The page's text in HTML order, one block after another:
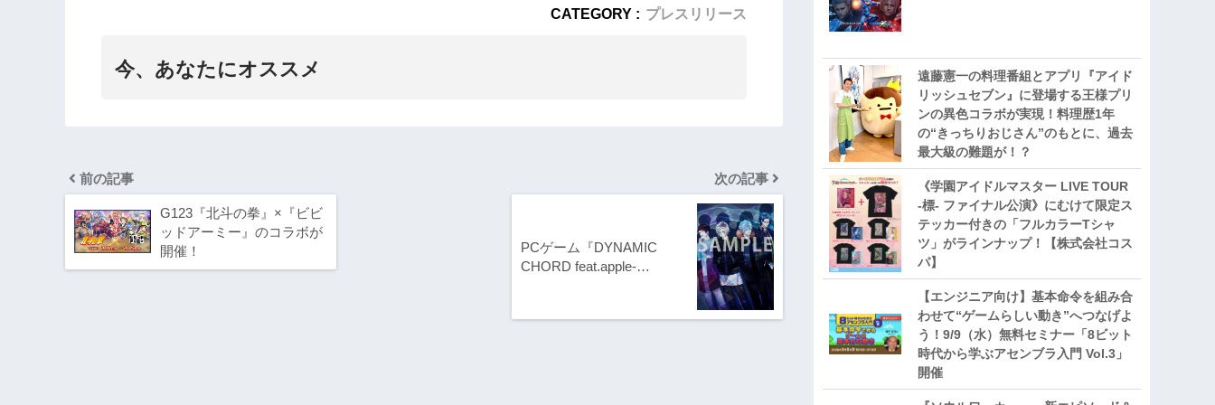
CATEGORY : プレスリリース
今、あなたにオススメ
前の記事
G123『北斗の拳』×『ビビ
ッドアーミー』のコラボが
開催！
次の記事
PCゲーム『DYNAMIC
CHORD feat.apple-…
遠藤憲一の料理番組とアプリ『アイド
リッシュセブン』に登場する王様プリ
ンの異色コラボが実現！料理歴1年
の“きっちりおじさん”のもとに、過去
最大級の難題が！？
《学園アイドルマスター LIVE TOUR
-標- ファイナル公演》にむけて限定ス
テッカー付きの「フルカラーTシャ
ツ」がラインナップ！【株式会社コス
パ】
【エンジニア向け】基本命令を組み合
わせて“ゲームらしい動き”へつなげよ
う！9/9（水）無料セミナー「8ビット
時代から学ぶアセンブラ入門 Vol.3」
開催